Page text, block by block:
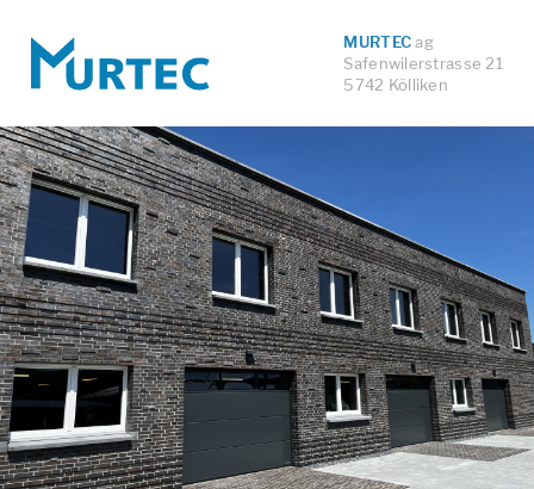
MURTECag
Safenwilerstrasse 21
5742 Kölliken